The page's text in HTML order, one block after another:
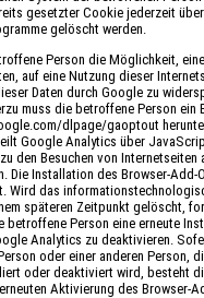
gesetzter Cookie jederzeit
gelöscht werden.
Person die Möglichkeit,
auf eine Nutzung dieser
Daten durch Google zu
muss die betroffene Person ein
dlpage/gaoptout
Google Analytics über
den Besuchen von Internetseiten
Die Installation des Browser-Add-
Wird das
späteren Zeitpunkt gelöscht,
betroffene Person eine erneute
Analytics zu deaktivieren.
oder einer anderen Person,
oder deaktiviert wird, besteht
Aktivierung des Browser-